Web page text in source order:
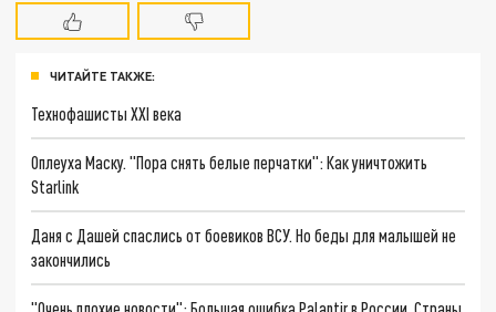
ЧИТАЙТЕ ТАКЖЕ:
Технофашисты XXI века
Оплеуха Маску. "Пора снять белые перчатки": Как уничтожить
Starlink
Даня с Дашей спаслись от боевиков ВСУ. Но беды для малышей не
закончились
"Очень плохие новости": Большая ошибка Palantir в России. Страны